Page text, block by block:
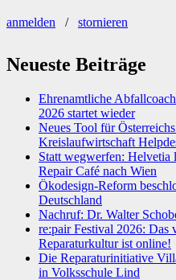
anmelden / stornieren
Neueste Beiträge
Ehrenamtliche
2026 startet wieder
Neues Tool für
Kreislaufwirtschaft
Statt wegwerfen: Helvetia
Repair Café nach Wien
Ökodesign-Reform
Deutschland
Nachruf: Dr. Walter
re:pair Festival 2026: Das
Reparaturkultur ist online!
Die Reparaturinitiative
in Volksschule Lind